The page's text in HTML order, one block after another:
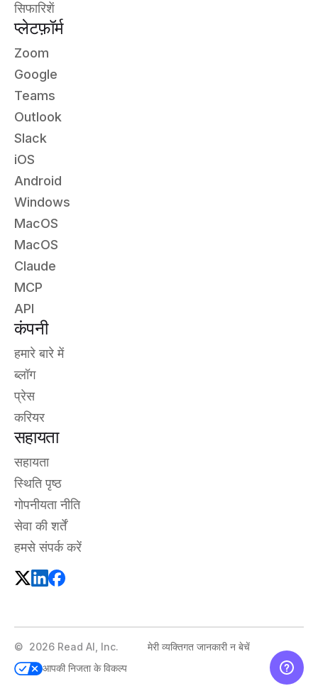
सिफारिशें
प्लेटफ़ॉर्म
Zoom
Google
Teams
Outlook
Slack
iOS
Android
Windows
MacOS
MacOS
Claude
MCP
API
कंपनी
हमारे बारे में
ब्लॉग
प्रेस
करियर
सहायता
सहायता
स्थिति पृष्ठ
गोपनीयता नीति
सेवा की शर्तें
हमसे संपर्क करें
© 2026 Read AI, Inc.
मेरी व्यक्तिगत जानकारी न बेचें
आपकी निजता के विकल्प